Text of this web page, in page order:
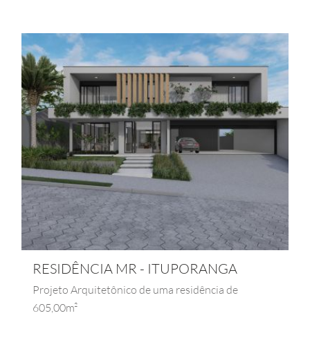
RESIDÊNCIA MR - ITUPORANGA
Projeto Arquitetônico de uma residência de
605,00m²